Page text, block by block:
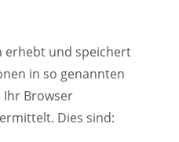
erhebt und speichert
in so genannten
Ihr Browser
Dies sind: